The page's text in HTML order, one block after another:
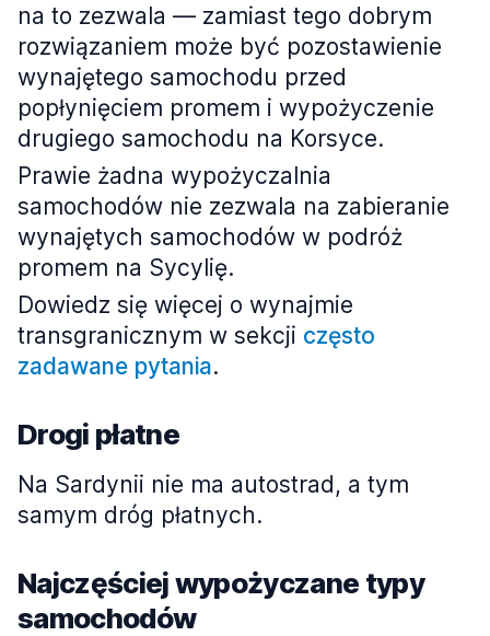
na to zezwala — zamiast tego dobrym
rozwiązaniem może być pozostawienie
wynajętego samochodu przed
popłynięciem promem i wypożyczenie
drugiego samochodu na Korsyce.
Prawie żadna wypożyczalnia
samochodów nie zezwala na zabieranie
wynajętych samochodów w podróż
promem na Sycylię.
Dowiedz się więcej o wynajmie
transgranicznym w sekcji często
zadawane pytania.
Drogi płatne
Na Sardynii nie ma autostrad, a tym
samym dróg płatnych.
Najczęściej wypożyczane typy
samochodów